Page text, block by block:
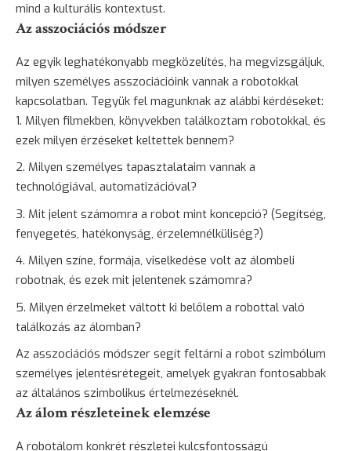
mind a kulturális kontextust.
Az asszociációs módszer
Az egyik leghatékonyabb megközelítés, ha megvizsgáljuk,
milyen személyes asszociációink vannak a robotokkal
kapcsolatban. Tegyük fel magunknak az alábbi kérdéseket:
Milyen filmekben, könyvekben találkoztam robotokkal, és
ezek milyen érzéseket keltettek bennem?
Milyen személyes tapasztalataim vannak a
technológiával, automatizációval?
Mit jelent számomra a robot mint koncepció? (Segítség,
fenyegetés, hatékonyság, érzelemnélküliség?)
Milyen színe, formája, viselkedése volt az álombeli
robotnak, és ezek mit jelentenek számomra?
Milyen érzelmeket váltott ki belőlem a robottal való
találkozás az álomban?
Az asszociációs módszer segít feltárni a robot szimbólum
személyes jelentésrétegeit, amelyek gyakran fontosabbak
az általános szimbolikus értelmezéseknél.
Az álom részleteinek elemzése
A robotálom konkrét részletei kulcsfontosságú